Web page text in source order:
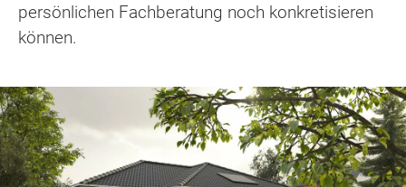
persönlichen Fachberatung noch konkretisieren
können.